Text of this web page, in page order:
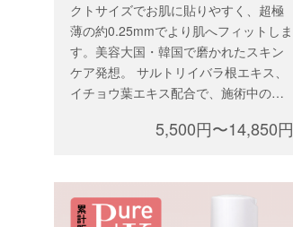
クトサイズでお肌に貼りやすく、超極
薄の約0.25mmでより肌へフィットしま
す。美容大国・韓国で磨かれたスキン
ケア発想。 サルトリイバラ根エキス、
イチョウ葉エキス配合で、施術中のお
5,500円〜14,850円